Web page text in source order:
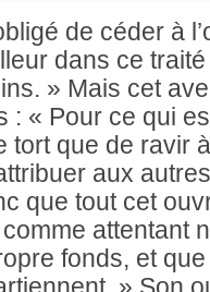
de céder à
dans ce
» Mais cet
: « Pour ce qui
tort que de ravir
aux
que tout cet
attentant
fonds, et